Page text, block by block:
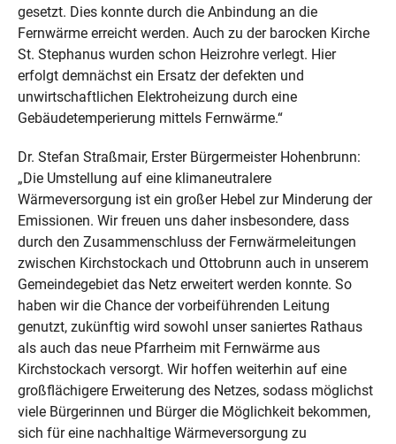
gesetzt. Dies konnte durch die Anbindung an die
Fernwärme erreicht werden. Auch zu der barocken Kirche
St. Stephanus wurden schon Heizrohre verlegt. Hier
erfolgt demnächst ein Ersatz der defekten und
unwirtschaftlichen Elektroheizung durch eine
Gebäudetemperierung mittels Fernwärme.“
Dr. Stefan Straßmair, Erster Bürgermeister Hohenbrunn:
„Die Umstellung auf eine klimaneutralere
Wärmeversorgung ist ein großer Hebel zur Minderung der
Emissionen. Wir freuen uns daher insbesondere, dass
durch den Zusammenschluss der Fernwärmeleitungen
zwischen Kirchstockach und Ottobrunn auch in unserem
Gemeindegebiet das Netz erweitert werden konnte. So
haben wir die Chance der vorbeiführenden Leitung
genutzt, zukünftig wird sowohl unser saniertes Rathaus
als auch das neue Pfarrheim mit Fernwärme aus
Kirchstockach versorgt. Wir hoffen weiterhin auf eine
großflächigere Erweiterung des Netzes, sodass möglichst
viele Bürgerinnen und Bürger die Möglichkeit bekommen,
sich für eine nachhaltige Wärmeversorgung zu